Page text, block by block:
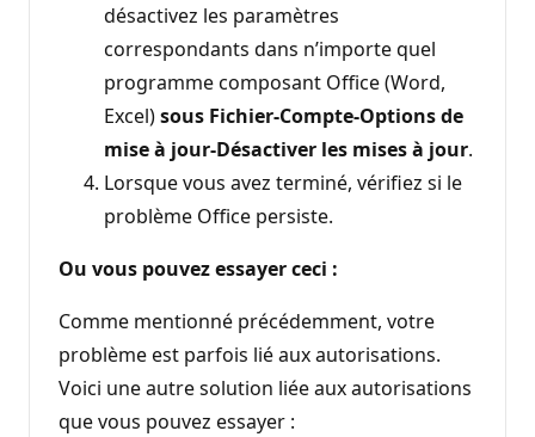
désactivez les paramètres
correspondants dans n’importe quel
programme composant Office (Word,
Excel)sous Fichier-Compte-Options de
mise à jour-Désactiver les mises à jour.
Lorsque vous avez terminé, vérifiez si le
problème Office persiste.
Ou vous pouvez essayer ceci :
Comme mentionné précédemment, votre
problème est parfois lié aux autorisations.
Voici une autre solution liée aux autorisations
que vous pouvez essayer :